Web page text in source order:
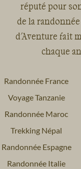
réputé pour
de la
d'Aventure fait
chaque
Randonnée France
Voyage Tanzanie
Randonnée Maroc
Trekking Népal
Randonnée Espagne
Randonnée Italie